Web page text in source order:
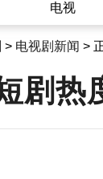
电视
> 电视剧新闻 >
剧热